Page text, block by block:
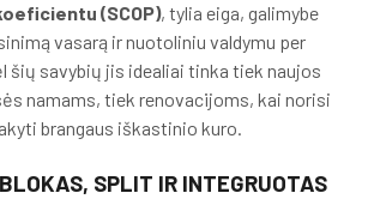
(SCOP), tylia eiga, galimybe
vasarą ir nuotoliniu valdymu per
šių savybių jis idealiai tinka tiek naujos
namams, tiek renovacijoms, kai norisi
brangaus iškastinio kuro.
SPLIT IR INTEGRUOTAS